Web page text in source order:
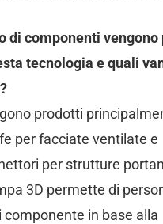
di componenti
tecnologia e quali
prodotti
per facciate ventilate e
per strutture
3D permette di
componente in base alla